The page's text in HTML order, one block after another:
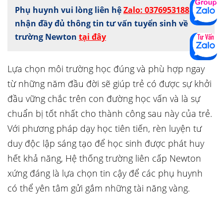
Phụ huynh vui lòng liên hệZalo: 0376953188 để
nhận đầy đủ thông tin tư vấn tuyển sinh về
trường Newton tại đây
Lựa chọn môi trường học đúng và phù hợp ngay
từ những năm đầu đời sẽ giúp trẻ có được sự khởi
đầu vững chắc trên con đường học vấn và là sự
chuẩn bị tốt nhất cho thành công sau này của trẻ.
Với phương pháp dạy học tiên tiến, rèn luyện tư
duy độc lập sáng tạo để học sinh được phát huy
hết khả năng, Hệ thống trường liên cấp Newton
xứng đáng là lựa chọn tin cậy để các phụ huynh
có thể yên tâm gửi gắm những tài năng vàng.